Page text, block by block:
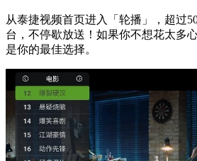
从泰捷视频首页进入「轮播」，超过
台，不停歇放送！如果你不想花太多
是你的最佳选择。